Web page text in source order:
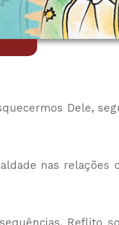
Dele,
nas relações